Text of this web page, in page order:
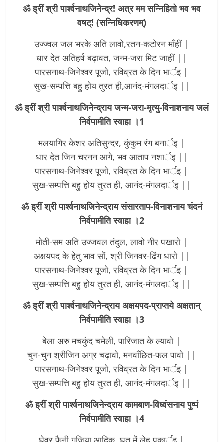
ॐ ह्रीं श्री पार्श्वनाथजिनेन्द्र! अत्र मम सन्निहितो भव भव
वषट्! (सन्निधिकरणम्)
उज्ज्वल जल भरके अति लावो,रतन-कटोरन माँहीं |
धार देत अतिहर्ष बढ़ावत, जन्म-जरा मिट जाहीं ||
पारसनाथ-जिनेश्वर पूजो, रविव्रत के दिन भार्इ |
सुख-सम्पत्ति बहु होय तुरत ही,आनंद-मंगलदार्इ ||
ॐ ह्रीं श्री पार्श्वनाथजिनेन्द्राय जन्म-जरा-मृत्यु-विनाशनाय जलं
निर्वपामीति स्वाहा ।1
मलयागिर केशर अतिसुन्दर, कुंकुम रंग बनार्इ |
धार देत जिन चरनन आगे, भव आताप नशार्इ ||
पारसनाथ-जिनेश्वर पूजो, रविव्रत के दिन भार्इ |
सुख-सम्पत्ति बहु होय तुरत ही, आनंद-मंगलदार्इ ||
ॐ ह्रीं श्री पार्श्वनाथजिनेन्द्राय संसारताप-विनाशनाय चंदनं
निर्वपामीति स्वाहा ।2
मोती-सम अति उज्जवल तंदुल, लावो नीर पखारो |
अक्षयपद के हेतु भाव सों, श्री जिनवर-ढिंग धारो ||
पारसनाथ-जिनेश्वर पूजो, रविव्रत के दिन भार्इ |
सुख-सम्पत्ति बहु होय तुरत ही, आनंद-मंगलदार्इ ||
ॐ ह्रीं श्री पार्श्वनाथजिनेन्द्राय अक्षयपद-प्राप्तये अक्षतान्
निर्वपामीति स्वाहा ।3
बेला अरु मचकुंद चमेली, पारिजात के ल्यावो |
चुन-चुन श्रीजिन अग्र चढ़ावो, मनवाँछित-फल पावो ||
पारसनाथ-जिनेश्वर पूजो, रविव्रत के दिन भार्इ |
सुख-सम्पत्ति बहु होय तुरत ही, आनंद-मंगलदार्इ ||
ॐ ह्रीं श्री पार्श्वनाथजिनेन्द्राय कामबाण-विध्वंसनाय पुष्पं
निर्वपामीति स्वाहा ।4